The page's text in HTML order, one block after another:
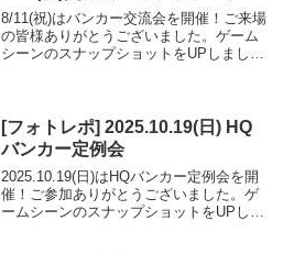
8/11(祝)はバンカー交流会を開催！ご来場
の皆様ありがとうございました。ゲーム
シーンのスナップショットをUPしました
[フォトレポ] 2025.10.19(日) HQ
バンカー定例会
2025.10.19(日)はHQバンカー定例会を開
催！ご参加ありがとうございました。ゲ
ームシーンのスナップショットをUPしま